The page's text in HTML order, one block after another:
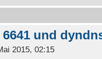
und
2015, 02:15